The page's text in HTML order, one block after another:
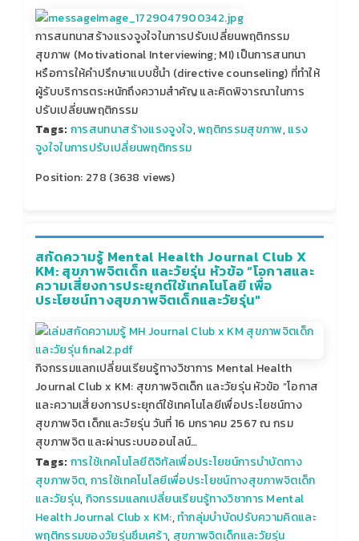
การสนทนาสร้างแรงจูงใจในการปรับเปลี่ยนพฤติกรรม
สุขภาพ (Motivational Interviewing; MI) เป็นการสนทนา
หรือการให้คำปรึกษาแบบชี้นำ (directive counseling) ที่ทำให้
ผู้รับบริการตระหนักถึงความสำคัญ และคิดพิจารณาในการ
ปรับเปลี่ยนพฤติกรรม
Tags: การสนทนาสร้างแรงจูงใจ,พฤติกรรมสุขภาพ,แรง
จูงใจในการปรับเปลี่ยนพฤติกรรม
Position: 278 (3638 views)
สกัดความรู้ Mental Health Journal Club X
KM: สุขภาพจิตเด็ก และวัยรุ่น หัวข้อ “โอกาสและ
ความเสี่ยงการประยุกต์ใช้เทคโนโลยี เพื่อ
ประโยชน์ทางสุขภาพจิตเด็กและวัยรุ่น"
กิจกรรมแลกเปลี่ยนเรียนรู้ทางวิชาการ Mental Health
Journal Club x KM: สุขภาพจิตเด็ก และวัยรุ่น หัวข้อ “โอกาส
และความเสี่ยงการประยุกต์ใช้เทคโนโลยีเพื่อประโยชน์ทาง
สุขภาพจิต เด็กและวัยรุ่น วันที่ 16 มกราคม 2567 ณ กรม
สุขภาพจิต และผ่านระบบออนไลน์…
Tags: การใช้เทคโนโลยีดิจิทัลเพื่อประโยชน์การบําบัดทาง
สุขภาพจิต,การใช้เทคโนโลยีเพื่อประโยชน์ทางสุขภาพจิตเด็ก
และวัยรุ่น,กิจกรรมแลกเปลี่ยนเรียนรู้ทางวิชาการ Mental
Health Journal Club x KM:,ทำกลุ่มบำบัดปรับความคิดและ
พฤติกรรมของวัยรุ่นซึมเศร้า, สุขภาพจิตเด็กและวัยรุ่น